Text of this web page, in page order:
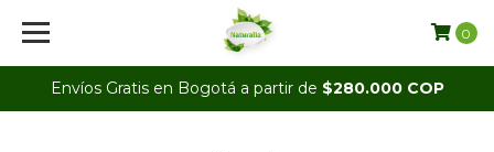
Envíos Gratis en Bogotá a partir de $280.000 COP
0